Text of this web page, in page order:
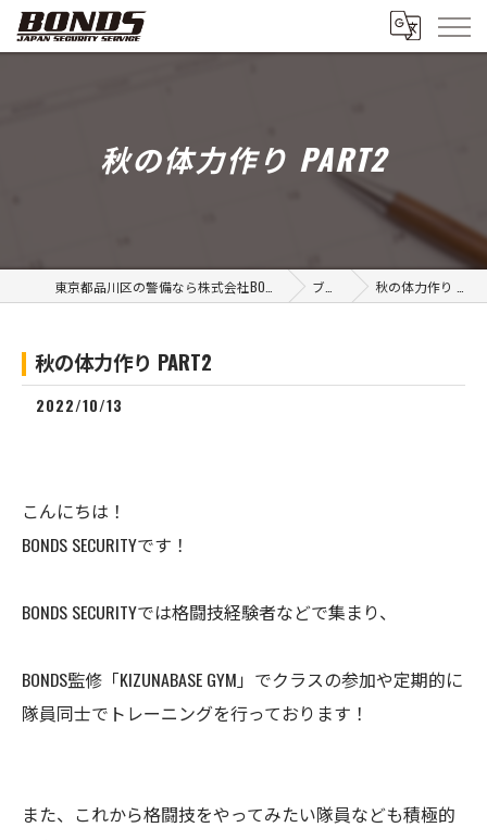
秋の体力作り PART2
ブログ 秋の体力作り PART2
秋の体力作り PART2
2022/10/13
こんにちは！
BONDS SECURITYです！
BONDS SECURITYでは格闘技経験者などで集まり、
BONDS監修「KIZUNABASE GYM」でクラスの参加や定期的に
隊員同士でトレーニングを行っております！
また、これから格闘技をやってみたい隊員なども積極的